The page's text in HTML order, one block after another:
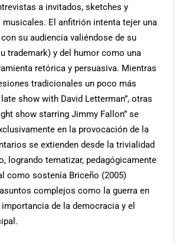
a invitados, sketches y
musicales. El anfitrión intenta tejer una
su audiencia valiéndose de su
trademark) y del humor como una
retórica y persuasiva. Mientras
tradicionales un poco más
show with David Letterman”, otras
show starring Jimmy Fallon” se
en la provocación de la
se extienden desde la trivialidad
logrando tematizar, pedagógicamente
como sostenía Briceño (2005)
complejos como la guerra en
de la democracia y el